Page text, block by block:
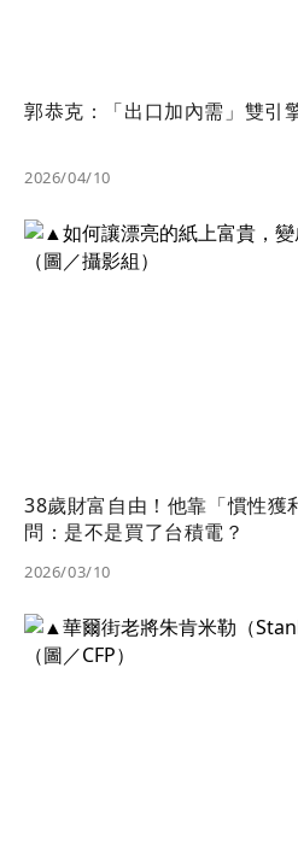
郭恭克：「出口加內需」雙引
2026/04/10
38歲財富自由！他靠「慣性獲
問：是不是買了台積電？
2026/03/10